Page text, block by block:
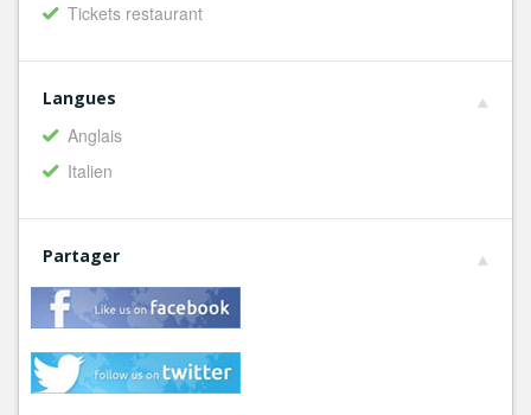
Tickets restaurant
Langues
Anglais
Italien
Partager